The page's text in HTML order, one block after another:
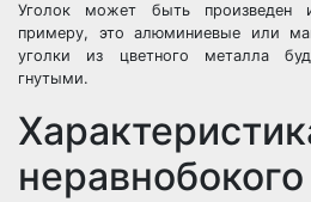
Уголок может быть произведен
примеру, это алюминиевые или
уголки из цветного металла
гнутыми.
неравнобокого